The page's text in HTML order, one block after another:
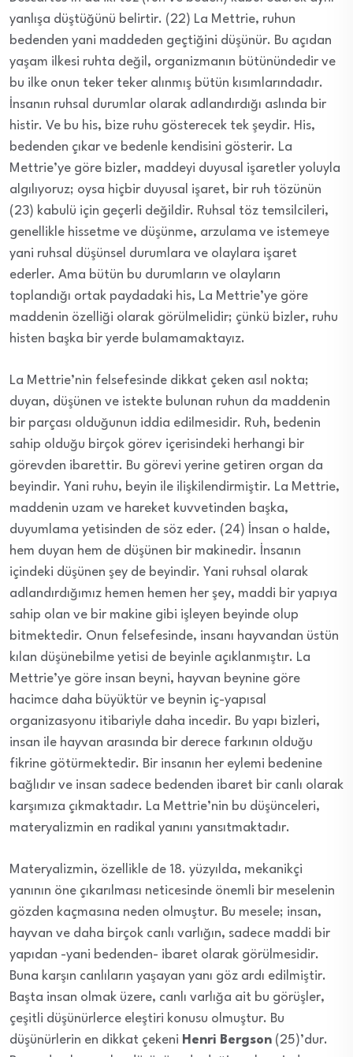
yanlışa düştüğünü belirtir. (22) La Mettrie, ruhun
bedenden yani maddeden geçtiğini düşünür. Bu açıdan
yaşam ilkesi ruhta değil, organizmanın bütünündedir ve
bu ilke onun teker teker alınmış bütün kısımlarındadır.
İnsanın ruhsal durumlar olarak adlandırdığı aslında bir
histir. Ve bu his, bize ruhu gösterecek tek şeydir. His,
bedenden çıkar ve bedenle kendisini gösterir. La
Mettrie’ye göre bizler, maddeyi duyusal işaretler yoluyla
algılıyoruz; oysa hiçbir duyusal işaret, bir ruh tözünün
(23) kabulü için geçerli değildir. Ruhsal töz temsilcileri,
genellikle hissetme ve düşünme, arzulama ve istemeye
yani ruhsal düşünsel durumlara ve olaylara işaret
ederler. Ama bütün bu durumların ve olayların
toplandığı ortak paydadaki his, La Mettrie’ye göre
maddenin özelliği olarak görülmelidir; çünkü bizler, ruhu
histen başka bir yerde bulamamaktayız.
La Mettrie’nin felsefesinde dikkat çeken asıl nokta;
duyan, düşünen ve istekte bulunan ruhun da maddenin
bir parçası olduğunun iddia edilmesidir. Ruh, bedenin
sahip olduğu birçok görev içerisindeki herhangi bir
görevden ibarettir. Bu görevi yerine getiren organ da
beyindir. Yani ruhu, beyin ile ilişkilendirmiştir. La Mettrie,
maddenin uzam ve hareket kuvvetinden başka,
duyumlama yetisinden de söz eder. (24) İnsan o halde,
hem duyan hem de düşünen bir makinedir. İnsanın
içindeki düşünen şey de beyindir. Yani ruhsal olarak
adlandırdığımız hemen hemen her şey, maddi bir yapıya
sahip olan ve bir makine gibi işleyen beyinde olup
bitmektedir. Onun felsefesinde, insanı hayvandan üstün
kılan düşünebilme yetisi de beyinle açıklanmıştır. La
Mettrie’ye göre insan beyni, hayvan beynine göre
hacimce daha büyüktür ve beynin iç-yapısal
organizasyonu itibariyle daha incedir. Bu yapı bizleri,
insan ile hayvan arasında bir derece farkının olduğu
fikrine götürmektedir. Bir insanın her eylemi bedenine
bağlıdır ve insan sadece bedenden ibaret bir canlı olarak
karşımıza çıkmaktadır. La Mettrie’nin bu düşünceleri,
materyalizmin en radikal yanını yansıtmaktadır.
Materyalizmin, özellikle de 18. yüzyılda, mekanikçi
yanının öne çıkarılması neticesinde önemli bir meselenin
gözden kaçmasına neden olmuştur. Bu mesele; insan,
hayvan ve daha birçok canlı varlığın, sadece maddi bir
yapıdan -yani bedenden- ibaret olarak görülmesidir.
Buna karşın canlıların yaşayan yanı göz ardı edilmiştir.
Başta insan olmak üzere, canlı varlığa ait bu görüşler,
çeşitli düşünürlerce eleştiri konusu olmuştur. Bu
düşünürlerin en dikkat çekeni Henri Bergson (25)’dur.